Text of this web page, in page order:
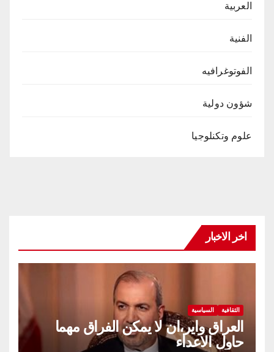
العربية
الفنية
الفوتوغرافيه
شؤون دولية
علوم وتكنلوجيا
اخر الاخبار
الثقافية السياسية
العراق واير،ان لا يمكن الفراق مهما
حاول الاعداء